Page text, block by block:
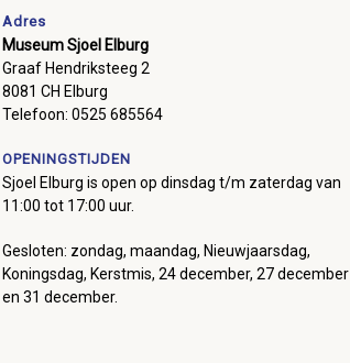
Adres
Museum Sjoel Elburg
Graaf Hendriksteeg 2
8081 CH Elburg
Telefoon: 0525 685564
OPENINGSTIJDEN
Sjoel Elburg is open op dinsdag t/m zaterdag van
11:00 tot 17:00 uur.
Gesloten: zondag, maandag, Nieuwjaarsdag,
Koningsdag, Kerstmis, 24 december, 27 december
en 31 december.